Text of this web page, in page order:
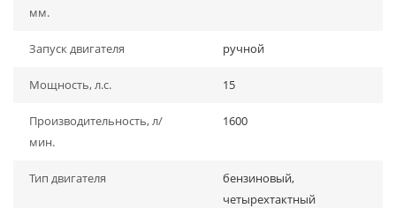
мм.
Запуск двигателя ручной
Мощность, л.с. 15
Производительность, л/
мин.
1600
Тип двигателя
бензиновый,
четырехтактный